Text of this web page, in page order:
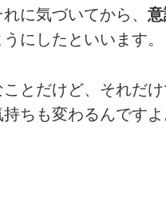
に気づいてから、
うにしたといいます。
ことだけど、それだ
持ちも変わるんです